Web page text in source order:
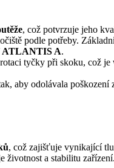
, což potvrzuje jeho
podle potřeby.
ATLANTIS A.
tyčky při skoku, což
aby odolávala poškození
, což zajišťuje vynikající
životnost a stabilitu zařízení.